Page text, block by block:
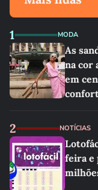
1 MODA
As
na cor
em
2 NOTÍCIAS
feira e